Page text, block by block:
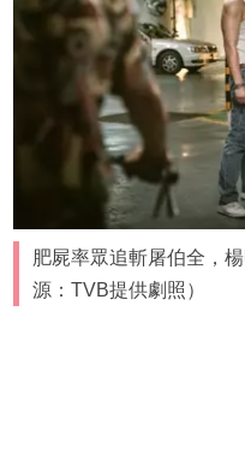
肥屍率眾追斬屠伯全，
源：TVB提供劇照）